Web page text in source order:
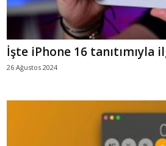
İşte iPhone 16 tanıtımıyla
26 Ağustos 2024